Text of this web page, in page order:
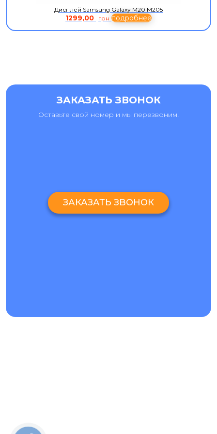
Дисплей Samsung Galaxy M20 M205
1299,00 грн подробнее
ЗАКАЗАТЬ ЗВОНОК
Оставьте свой номер и мы перезвоним!
ЗАКАЗАТЬ ЗВОНОК